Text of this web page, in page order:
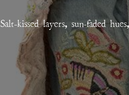
Salt-kissed layers, sun-faded